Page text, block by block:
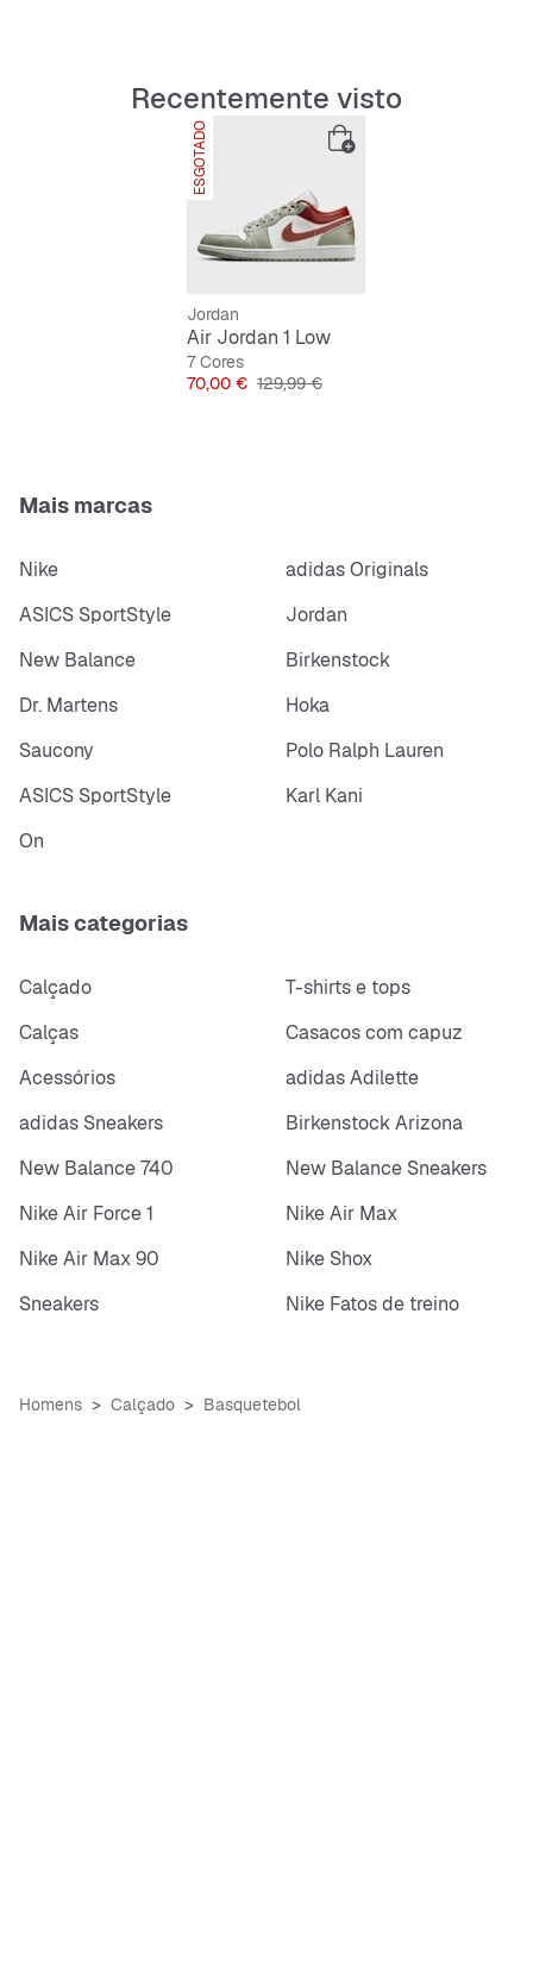
Recentemente visto
ESGOTADO
Jordan
Air Jordan 1 Low
7 Cores
Preço
70,00 € Preço original
129,99 €
Mais marcas
Nike
adidas Originals
ASICS SportStyle
Jordan
New Balance
Birkenstock
Dr. Martens
Hoka
Saucony
Polo Ralph Lauren
ASICS SportStyle
Karl Kani
On
Mais categorias
Calçado
T-shirts e tops
Calças
Casacos com capuz
Acessórios
adidas Adilette
adidas Sneakers
Birkenstock Arizona
New Balance 740
New Balance Sneakers
Nike Air Force 1
Nike Air Max
Nike Air Max 90
Nike Shox
Sneakers
Nike Fatos de treino
Homens Calçado Basquetebol